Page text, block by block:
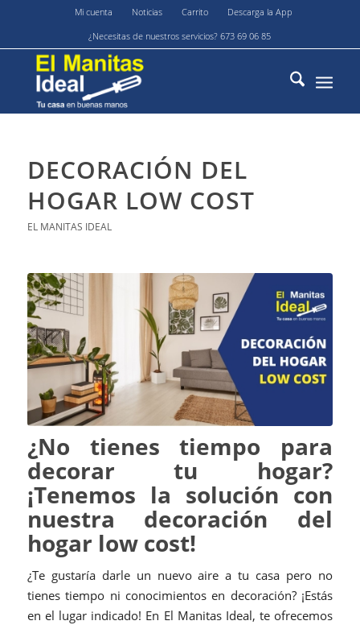
Mi cuenta Noticias Carrito
Descarga la App
¿Necesitas de nuestros servicios? 673 69 06 85
DECORACIÓN DEL
HOGAR LOW COST
EL MANITAS IDEAL
¿No tienes tiempo para
decorar tu hogar?
¡Tenemos la solución con
nuestra decoración del
hogar low cost!
¿Te gustaría darle un nuevo aire a tu casa pero no
tienes tiempo ni conocimientos en decoración? ¡Estás
en el lugar indicado! En El Manitas Ideal, te ofrecemos